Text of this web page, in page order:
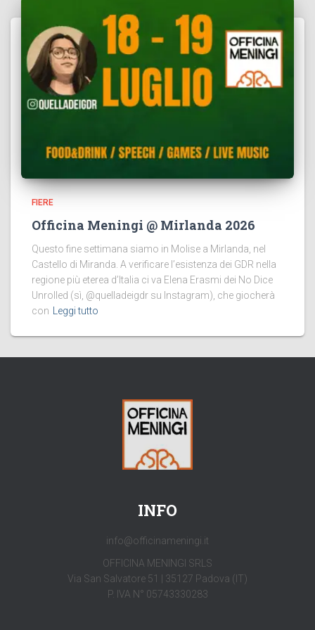
FIERE
Officina Meningi @ Mirlanda 2026
Questo fine settimana siamo in Molise a Mirlanda, nel
Castello di Miranda. A verificare l’esistenza dei GDR nella
regione più eterea d’Italia ci va Elena Erasmi dei No Dice
Unrolled (sì, @quelladeigdr su Instagram), che giocherà
con
Leggi tutto
INFO
info@officinameningi.it
OFFICINA MENINGI SRLS
Via San Salvatore 51 | 35127 Padova (IT)
P. IVA N° 05743330283